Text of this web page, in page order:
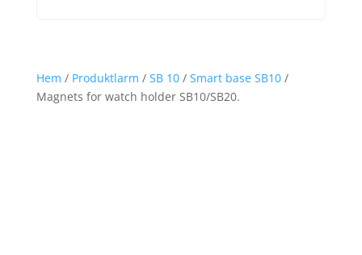
Hem / Produktlarm / SB 10/ Smart base SB10/
Magnets for watch holder SB10/SB20.